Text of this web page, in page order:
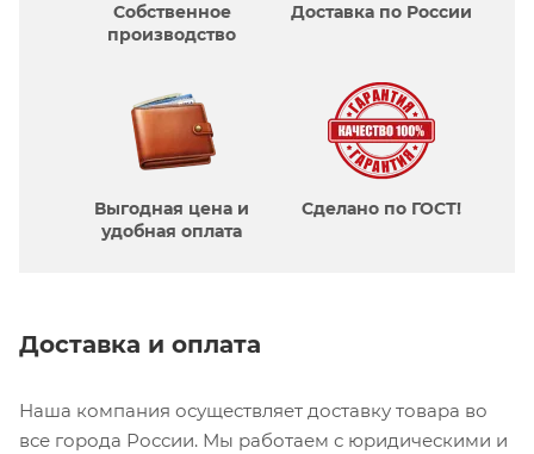
Собственное
производcтво
Доставка по России
Выгодная цена и
удобная оплата
Сделано по ГОСТ!
Доставка и оплата
Наша компания осуществляет доставку товара во
все города России. Мы работаем с юридическими и